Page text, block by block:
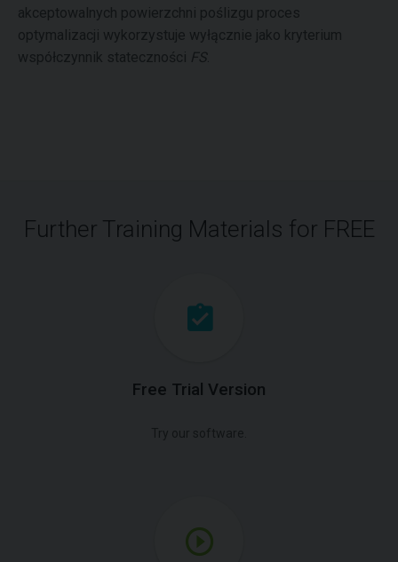
akceptowalnych powierzchni poślizgu proces
optymalizacji wykorzystuje wyłącznie jako kryterium
współczynnik stateczności FS
Further Training Materials for FREE
Free Trial Version